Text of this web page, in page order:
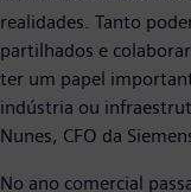
realidades. Tanto
partilhados e
ter um papel
indústria ou
Nunes, CFO da
No ano comercial